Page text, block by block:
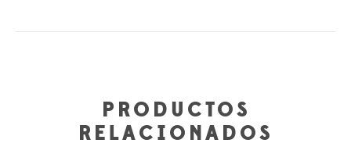
PRODUCTOS
RELACIONADOS